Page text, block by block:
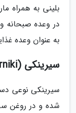
بلینی به همراه
در وعده صبحانه
به عنوان وعده
سیرینکی (Syrniki)
سیرینکی نوعی
شده و در روغن